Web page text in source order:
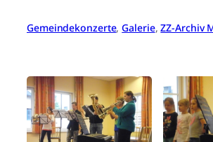
Gemeindekonzerte, Galerie, ZZ-Archiv